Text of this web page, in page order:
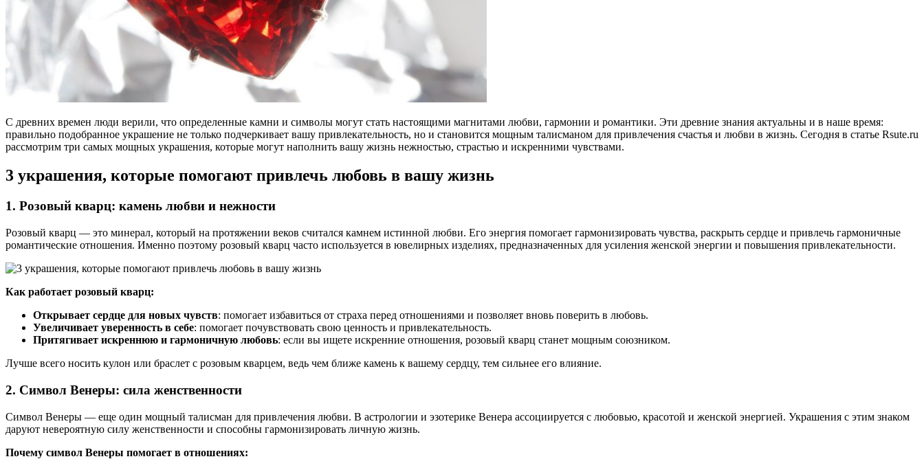
С древних времен люди верили, что определенные камни и символы могут стать настоящими магнитами любви, гармонии и романтики. Эти древние знания актуальны и в наше время:
правильно подобранное украшение не только подчеркивает вашу привлекательность, но и становится мощным талисманом для привлечения счастья и любви в жизнь. Сегодня в статье Rsute.ru
рассмотрим три самых мощных украшения, которые могут наполнить вашу жизнь нежностью, страстью и искренними чувствами.
3 украшения, которые помогают привлечь любовь в вашу жизнь
1. Розовый кварц: камень любви и нежности
Розовый кварц — это минерал, который на протяжении веков считался камнем истинной любви. Его энергия помогает гармонизировать чувства, раскрыть сердце и привлечь гармоничные
романтические отношения. Именно поэтому розовый кварц часто используется в ювелирных изделиях, предназначенных для усиления женской энергии и повышения привлекательности.
Как работает розовый кварц:
Открывает сердце для новых чувств: помогает избавиться от страха перед отношениями и позволяет вновь поверить в любовь.
Увеличивает уверенность в себе: помогает почувствовать свою ценность и привлекательность.
Притягивает искреннюю и гармоничную любовь: если вы ищете искренние отношения, розовый кварц станет мощным союзником.
Лучше всего носить кулон или браслет с розовым кварцем, ведь чем ближе камень к вашему сердцу, тем сильнее его влияние.
2. Символ Венеры: сила женственности
Символ Венеры — еще один мощный талисман для привлечения любви. В астрологии и эзотерике Венера ассоциируется с любовью, красотой и женской энергией. Украшения с этим знаком
даруют невероятную силу женственности и способны гармонизировать личную жизнь.
Почему символ Венеры помогает в отношениях: